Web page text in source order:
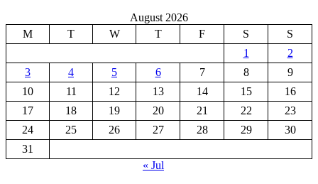
August 2026
M
T W T F S
S
1
2
3
4 5 6 7 8
9
10
11 12 13 14 15
16
17
18 19 20 21 22
23
24
25 26 27 28 29
30
31
« Jul